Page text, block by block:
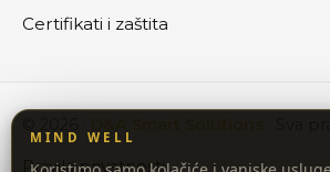
Certifikati i zaštita
Pravila privatnosti
MIND WELL